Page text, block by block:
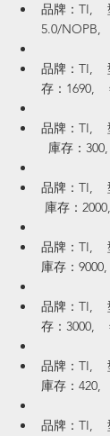
品牌：TI,
5.0/NOPB,
品牌：TI,
存：1690,
品牌：TI,
庫存：
品牌：TI,
庫存：
品牌：TI,
庫存：
品牌：TI,
存：3000,
品牌：TI,
庫存：420,
品牌：TI,